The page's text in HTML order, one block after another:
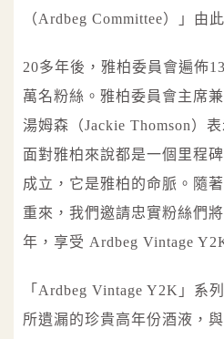
（Ardbeg Committee）」由
20多年後，雅柏委員會遍佈
萬名粉絲。雅柏委員會主席
湯姆森（Jackie Thomson）
面對雅柏來說都是一個里程
成立，它是雅柏的命脈。隨
重來，我們邀請忠實粉絲們
年，享受 Ardbeg Vintage
「Ardbeg Vintage Y2K」系
所遺漏的珍貴高年份酒液，